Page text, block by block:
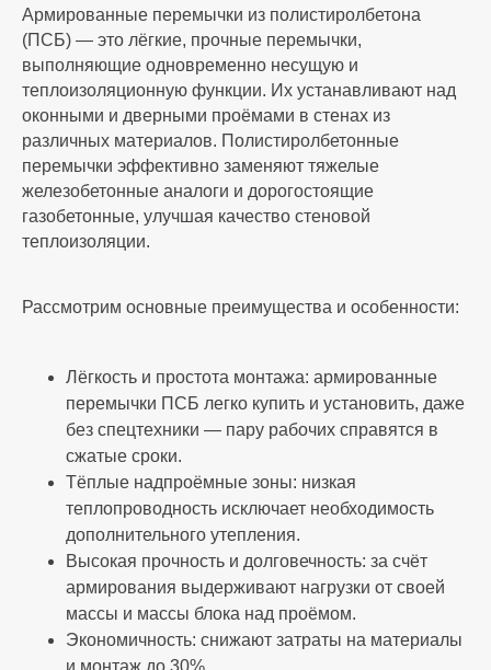
Армированные перемычки из полистиролбетона
(ПСБ) — это лёгкие, прочные перемычки,
выполняющие одновременно несущую и
теплоизоляционную функции. Их устанавливают над
оконными и дверными проёмами в стенах из
различных материалов. Полистиролбетонные
перемычки эффективно заменяют тяжелые
железобетонные аналоги и дорогостоящие
газобетонные, улучшая качество стеновой
теплоизоляции.
Рассмотрим основные преимущества и особенности:
Лёгкость и простота монтажа: армированные
перемычки ПСБ легко купить и установить, даже
без спецтехники — пару рабочих справятся в
сжатые сроки.
Тёплые надпроёмные зоны: низкая
теплопроводность исключает необходимость
дополнительного утепления.
Высокая прочность и долговечность: за счёт
армирования выдерживают нагрузки от своей
массы и массы блока над проёмом.
Экономичность: снижают затраты на материалы
и монтаж до 30%.